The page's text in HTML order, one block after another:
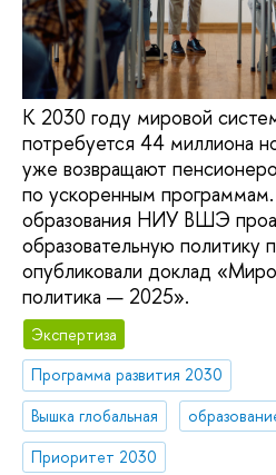
К 2030 году мировой
потребуется 44 миллиона
уже возвращают
по ускоренным
образования НИУ ВШЭ
образовательную политику
опубликовали доклад
политика — 2025».
Экспертиза
Программа развития 2030
Вышка глобальная
Приоритет 2030